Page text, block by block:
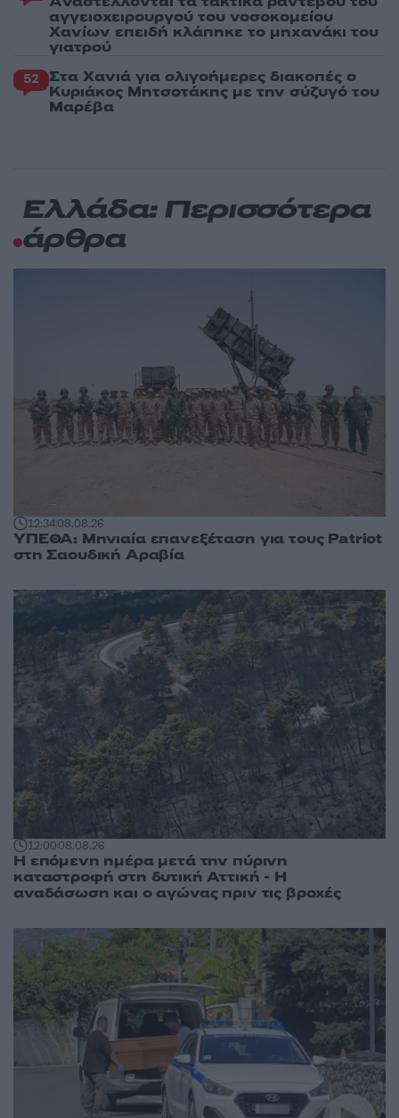
αγγειοχειρουργού του νοσοκομείου
Χανίων επειδή κλάπηκε το μηχανάκι του
γιατρού
52 Στα Χανιά για ολιγοήμερες διακοπές ο
Κυριάκος Μητσοτάκης με την σύζυγό του
Μαρέβα
Ελλάδα: Περισσότερα
άρθρα
12:3408.08.26
ΥΠΕΘΑ: Μηνιαία επανεξέταση για τους Patriot
στη Σαουδική Αραβία
12:0008.08.26
Η επόμενη ημέρα μετά την πύρινη
καταστροφή στη δυτική Αττική - Η
αναδάσωση και ο αγώνας πριν τις βροχές